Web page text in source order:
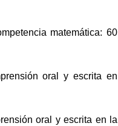
matemática: 60
oral y escrita en
oral y escrita en la